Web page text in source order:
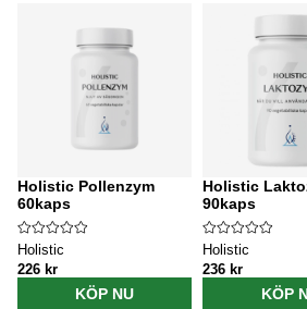
Holistic Pollenzym
60kaps
Holistic
226 kr
KÖP NU
Holistic
90kaps
Holistic
236 kr
KÖP